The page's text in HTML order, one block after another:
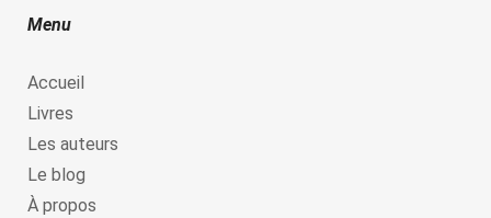
Menu
Accueil
Livres
Les auteurs
Le blog
À propos